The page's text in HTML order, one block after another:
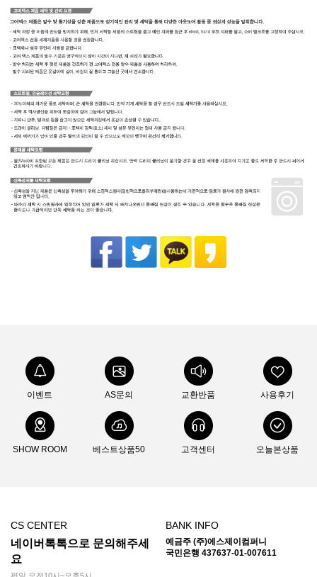
이벤트 AS문의 교환반품 사용후기
SHOW ROOM 베스트상품50 고객센터 오늘본상품
CS CENTER
네이버톡톡으로 문의해주세
요
BANK INFO
예금주 (주)에스제이컴퍼니
국민은행 437637-01-007611